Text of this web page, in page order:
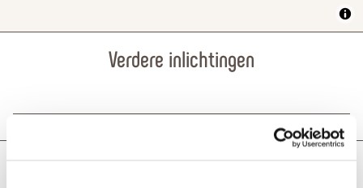
Verdere inlichtingen